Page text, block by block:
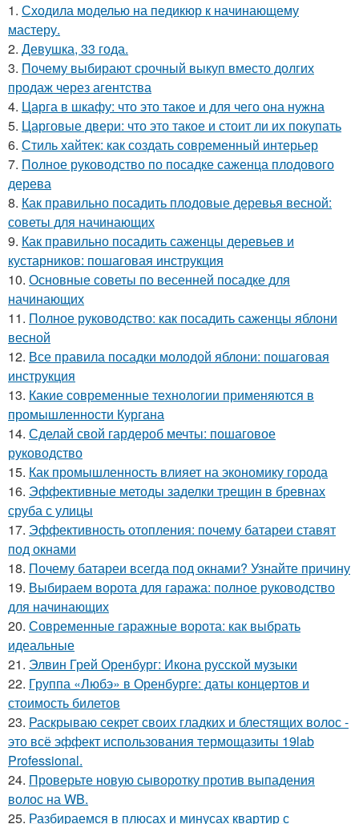
1. Сходила моделью на педикюр к начинающему
мастеру.
2. Девушка, 33 года.
3. Почему выбирают срочный выкуп вместо долгих
продаж через агентства
4. Царга в шкафу: что это такое и для чего она нужна
5. Царговые двери: что это такое и стоит ли их покупать
6. Стиль хайтек: как создать современный интерьер
7. Полное руководство по посадке саженца плодового
дерева
8. Как правильно посадить плодовые деревья весной:
советы для начинающих
9. Как правильно посадить саженцы деревьев и
кустарников: пошаговая инструкция
10. Основные советы по весенней посадке для
начинающих
11. Полное руководство: как посадить саженцы яблони
весной
12. Все правила посадки молодой яблони: пошаговая
инструкция
13. Какие современные технологии применяются в
промышленности Кургана
14. Сделай свой гардероб мечты: пошаговое
руководство
15. Как промышленность влияет на экономику города
16. Эффективные методы заделки трещин в бревнах
сруба с улицы
17. Эффективность отопления: почему батареи ставят
под окнами
18. Почему батареи всегда под окнами? Узнайте причину
19. Выбираем ворота для гаража: полное руководство
для начинающих
20. Современные гаражные ворота: как выбрать
идеальные
21. Элвин Грей Оренбург: Икона русской музыки
22. Группа «Любэ» в Оренбурге: даты концертов и
стоимость билетов
23. Раскрываю секрет своих гладких и блестящих волос -
это всё эффект использования термощазиты 19lab
Professional.
24. Проверьте новую сыворотку против выпадения
волос на WB.
25. Разбираемся в плюсах и минусах квартир с